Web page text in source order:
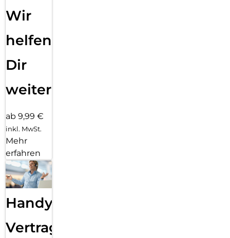
Wir
helfen
Dir
weiter
ab 9,99 €
inkl. MwSt.
Mehr
erfahren
Handy
Vertragsabwicklung